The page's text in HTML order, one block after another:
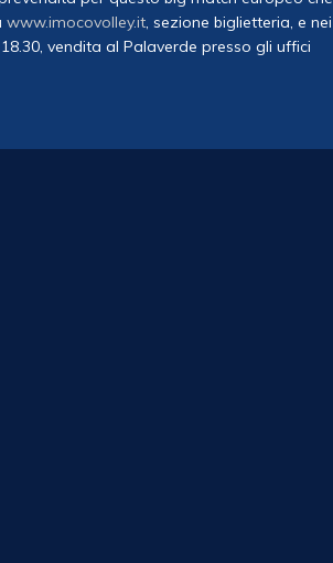
www.imocovolley.it, sezione biglietteria, e nei
vendita al Palaverde presso gli uffici